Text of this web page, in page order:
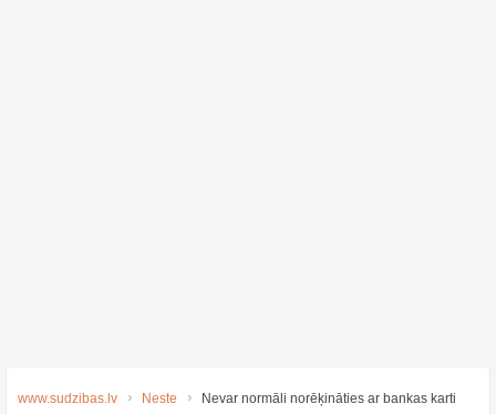
www.sudzibas.lv Neste Nevar normāli norēķināties ar bankas karti